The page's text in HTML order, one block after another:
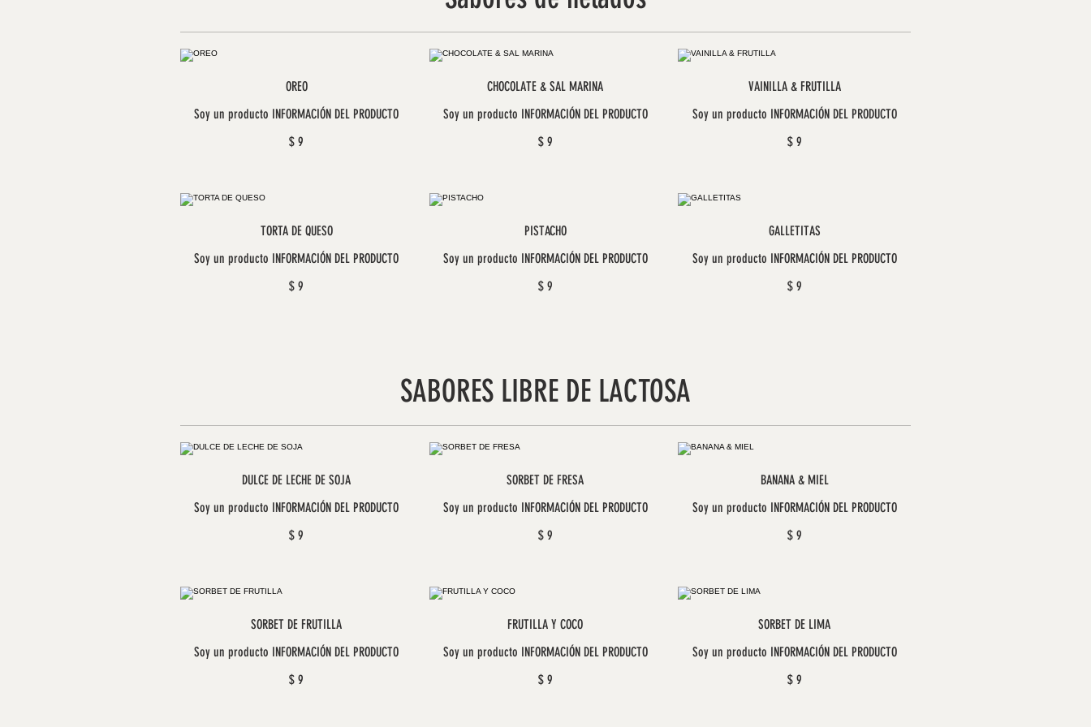
OREO
Soy un producto INFORMACIÓN DEL PRODUCTO
$ 9
CHOCOLATE & SAL MARINA
Soy un producto INFORMACIÓN DEL PRODUCTO
$ 9
VAINILLA & FRUTILLA
Soy un producto INFORMACIÓN DEL PRODUCTO
$ 9
TORTA DE QUESO
Soy un producto INFORMACIÓN DEL PRODUCTO
$ 9
PISTACHO
Soy un producto INFORMACIÓN DEL PRODUCTO
$ 9
GALLETITAS
Soy un producto INFORMACIÓN DEL PRODUCTO
$ 9
SABORES LIBRE DE LACTOSA
DULCE DE LECHE DE SOJA
Soy un producto INFORMACIÓN DEL PRODUCTO
$ 9
SORBET DE FRESA
Soy un producto INFORMACIÓN DEL PRODUCTO
$ 9
BANANA & MIEL
Soy un producto INFORMACIÓN DEL PRODUCTO
$ 9
SORBET DE FRUTILLA
Soy un producto INFORMACIÓN DEL PRODUCTO
$ 9
FRUTILLA Y COCO
Soy un producto INFORMACIÓN DEL PRODUCTO
$ 9
SORBET DE LIMA
Soy un producto INFORMACIÓN DEL PRODUCTO
$ 9